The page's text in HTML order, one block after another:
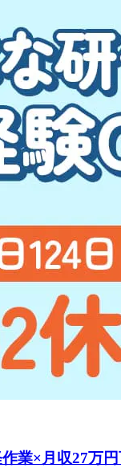
作業×月収27万